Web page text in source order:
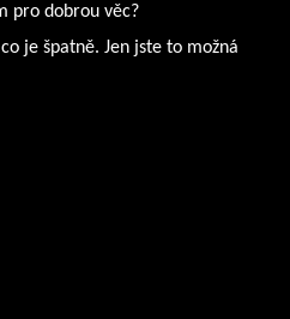
pro dobrou věc?
je špatně. Jen jste to možná